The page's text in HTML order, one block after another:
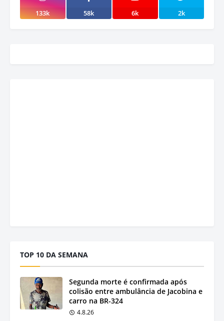
133k 58k 6k 2k
TOP 10 DA SEMANA
Segunda morte é confirmada após
colisão entre ambulância de Jacobina e
carro na BR-324
4.8.26